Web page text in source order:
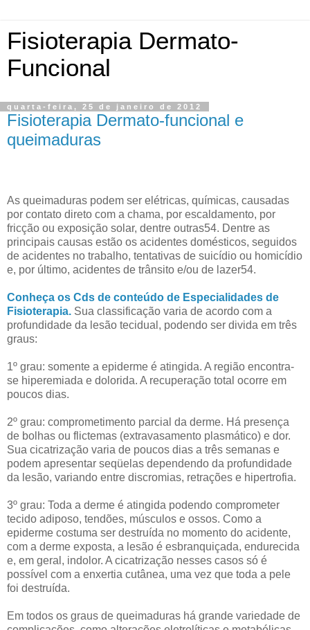
Fisioterapia Dermato-
Funcional
quarta-feira, 25 de janeiro de 2012
Fisioterapia Dermato-funcional e
queimaduras
As queimaduras podem ser elétricas, químicas, causadas
por contato direto com a chama, por escaldamento, por
fricção ou exposição solar, dentre outras54. Dentre as
principais causas estão os acidentes domésticos, seguidos
de acidentes no trabalho, tentativas de suicídio ou homicídio
e, por último, acidentes de trânsito e/ou de lazer54.
Conheça os Cds de conteúdo de Especialidades de
Fisioterapia. Sua classificação varia de acordo com a
profundidade da lesão tecidual, podendo ser divida em três
graus:
1º grau: somente a epiderme é atingida. A região encontra-
se hiperemiada e dolorida. A recuperação total ocorre em
poucos dias.
2º grau: comprometimento parcial da derme. Há presença
de bolhas ou flictemas (extravasamento plasmático) e dor.
Sua cicatrização varia de poucos dias a três semanas e
podem apresentar seqüelas dependendo da profundidade
da lesão, variando entre discromias, retrações e hipertrofia.
3º grau: Toda a derme é atingida podendo comprometer
tecido adiposo, tendões, músculos e ossos. Como a
epiderme costuma ser destruída no momento do acidente,
com a derme exposta, a lesão é esbranquiçada, endurecida
e, em geral, indolor. A cicatrização nesses casos só é
possível com a enxertia cutânea, uma vez que toda a pele
foi destruída.
Em todos os graus de queimaduras há grande variedade de